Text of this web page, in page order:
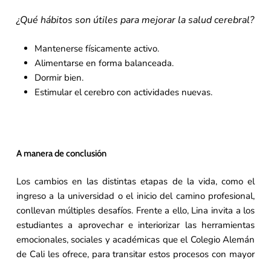
¿Qué hábitos son útiles para mejorar la salud cerebral?
Mantenerse físicamente activo.
Alimentarse en forma balanceada.
Dormir bien.
Estimular el cerebro con actividades nuevas.
A manera de conclusión
Los cambios en las distintas etapas de la vida, como el
ingreso a la universidad o el inicio del camino profesional,
conllevan múltiples desafíos. Frente a ello, Lina invita a los
estudiantes a aprovechar e interiorizar las herramientas
emocionales, sociales y académicas que el Colegio Alemán
de Cali les ofrece, para transitar estos procesos con mayor